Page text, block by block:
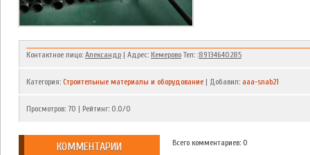
Контактное лицо: Александр | Адрес: Кемерово Тел: :89134640285
Категория: Строительные материалы и оборудование | Добавил: aaa-snab21
Просмотров: 70 | Рейтинг: 0.0/0
КОММЕНТАРИИ Всего комментариев: 0